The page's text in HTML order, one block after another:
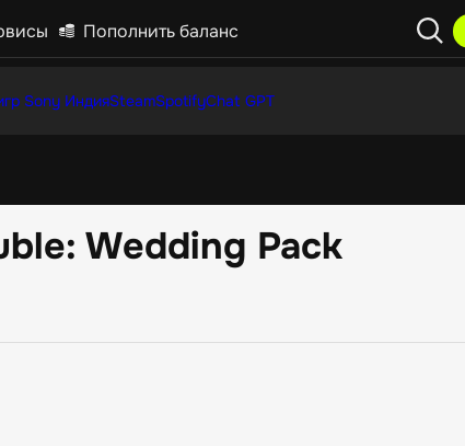
Пополнить баланс
Sony ИндияSteamSpotifyChat GPT
Wedding Pack